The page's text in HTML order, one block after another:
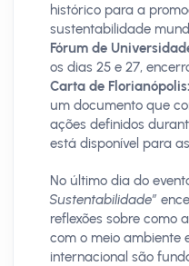
histórico para a
sustentabilidade
Fórum de
os dias 25 e 27,
Carta de
um documento que
ações definidos
está disponível para
No último dia do
Sustentabilidade”
reflexões sobre como
com o meio ambiente
internacional são